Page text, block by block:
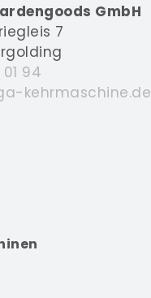
GmbH
7
94
kehrmaschine.de